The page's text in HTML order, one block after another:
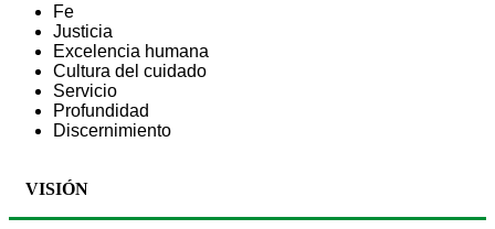
Fe
Justicia
Excelencia humana
Cultura del cuidado
Servicio
Profundidad
Discernimiento
VISIÓN